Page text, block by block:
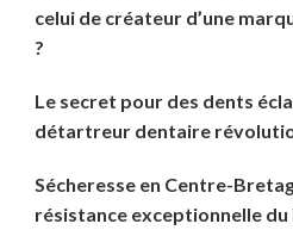
celui de créateur d’une
?
Le secret pour des dents
détartreur dentaire
Sécheresse en Centre-
résistance exceptionnelle